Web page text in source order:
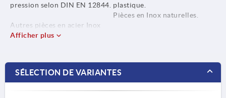
pression selon DIN EN 12844.
Autres pièces en acier Inox
1.4305.
plastique.
Pièces en Inox naturelles.
Afficher plus
SÉLECTION DE VARIANTES